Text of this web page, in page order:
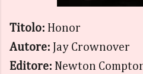
Titolo: Honor
Autore: Jay Crownover
Editore: Newton